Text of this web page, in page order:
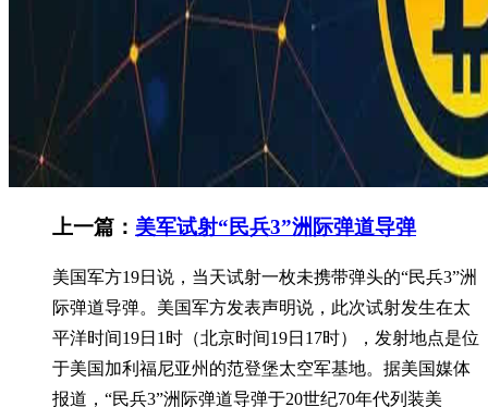
上一篇： 美军试射“民兵3”洲际弹道导弹
美国军方19日说，当天试射一枚未携带弹头的“民兵3”洲
际弹道导弹。美国军方发表声明说，此次试射发生在太
平洋时间19日1时（北京时间19日17时），发射地点是位
于美国加利福尼亚州的范登堡太空军基地。据美国媒体
报道，“民兵3”洲际弹道导弹于20世纪70年代列装美